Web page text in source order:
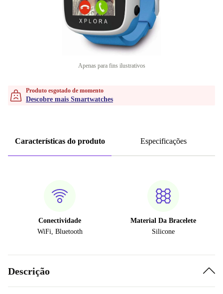
Apenas para fins ilustrativos
Produto esgotado de momento
Descobre mais Smartwatches
Características do produto Especificações
Conectividade
WiFi, Bluetooth
Material Da Bracelete
Silicone
Descrição